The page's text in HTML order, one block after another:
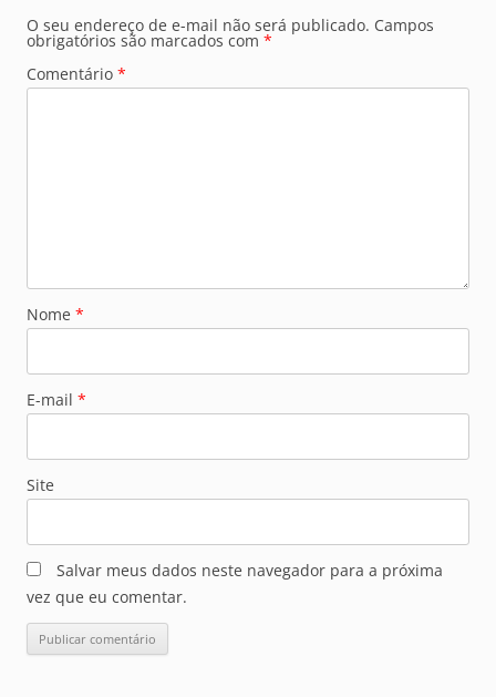
O seu endereço de e-mail não será publicado. Campos
obrigatórios são marcados com *
Comentário *
Nome *
E-mail *
Site
Salvar meus dados neste navegador para a próxima
vez que eu comentar.